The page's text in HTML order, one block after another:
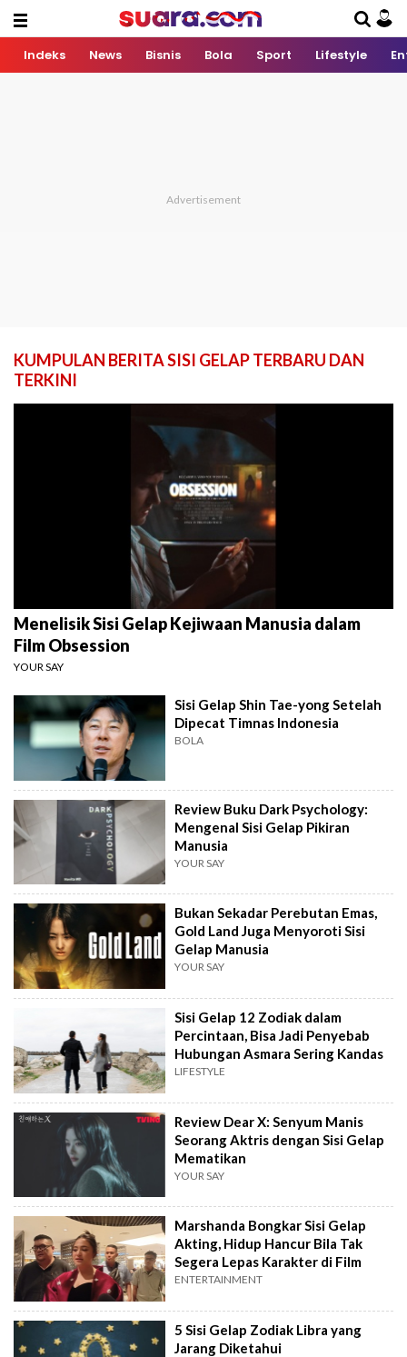
Indeks News Bisnis Bola Sport Lifestyle
KUMPULAN BERITA SISI GELAP TERBARU DAN
TERKINI
Menelisik Sisi Gelap Kejiwaan Manusia dalam
Film Obsession
YOUR SAY
Sisi Gelap Shin Tae-yong Setelah
Dipecat Timnas Indonesia
BOLA
Review Buku Dark Psychology:
Mengenal Sisi Gelap Pikiran
Manusia
YOUR SAY
Bukan Sekadar Perebutan Emas,
Gold Land Juga Menyoroti Sisi
Gelap Manusia
YOUR SAY
Sisi Gelap 12 Zodiak dalam
Percintaan, Bisa Jadi Penyebab
Hubungan Asmara Sering Kandas
LIFESTYLE
Review Dear X: Senyum Manis
Seorang Aktris dengan Sisi Gelap
Mematikan
YOUR SAY
Marshanda Bongkar Sisi Gelap
Akting, Hidup Hancur Bila Tak
Segera Lepas Karakter di Film
ENTERTAINMENT
5 Sisi Gelap Zodiak Libra yang
Jarang Diketahui